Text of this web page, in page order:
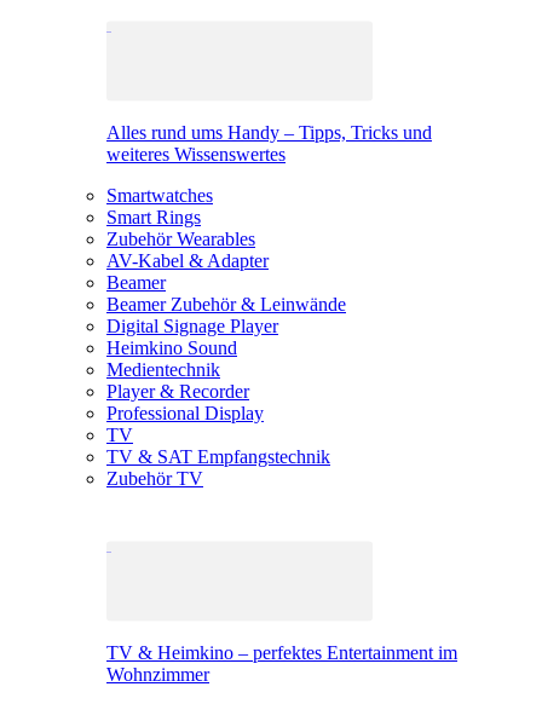
Alles rund ums Handy – Tipps, Tricks und
weiteres Wissenswertes
Smartwatches
Smart Rings
Zubehör Wearables
AV-Kabel & Adapter
Beamer
Beamer Zubehör & Leinwände
Digital Signage Player
Heimkino Sound
Medientechnik
Player & Recorder
Professional Display
TV
TV & SAT Empfangstechnik
Zubehör TV
TV & Heimkino – perfektes Entertainment im
Wohnzimmer